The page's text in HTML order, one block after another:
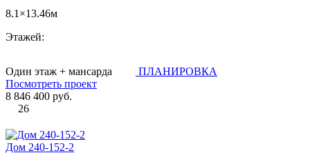
8.1×13.46м
Этажей:
Один этаж + мансарда
ПЛАНИРОВКА
Посмотреть проект
8 846 400 руб.
26
Дом 240-152-2